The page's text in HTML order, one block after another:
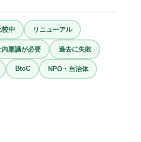
較中 リニューアル
内稟議が必要 過去に失敗
BtoC NPO・自治体